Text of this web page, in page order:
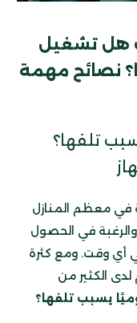
هل تشغيل
نصائح مهمة
تلفها؟
في معظم المنازل
والرغبة في الحصول
أي وقت. ومع كثرة
لدى الكثير من
يسبب تلفها؟